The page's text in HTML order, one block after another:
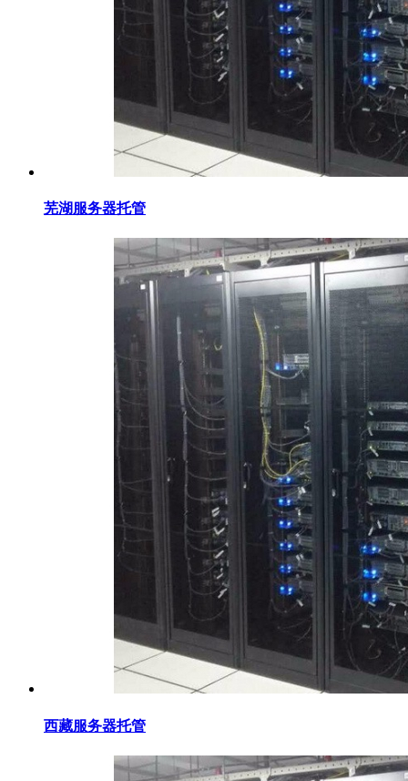
芜湖服务器托管
西藏服务器托管